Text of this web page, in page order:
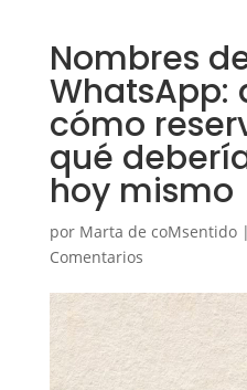
Nombres
WhatsApp:
cómo
qué
hoy mismo
por Marta de coMsentido|
Comentarios